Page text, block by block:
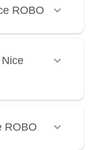
ROBO
Nice
ROBO